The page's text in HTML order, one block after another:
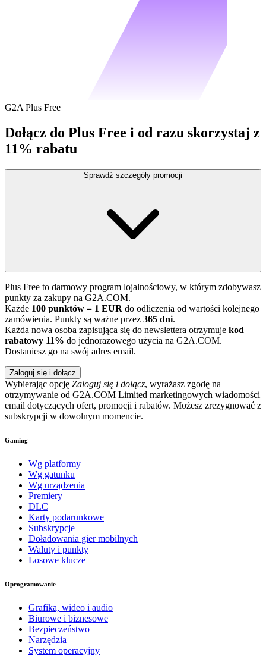
G2A Plus Free
Dołącz do Plus Free i od razu skorzystaj z
11% rabatu
Sprawdź szczegóły promocji
Plus Free to darmowy program lojalnościowy, w którym zdobywasz
punkty za zakupy na G2A.COM.
Każde 100 punktów = 1 EUR do odliczenia od wartości kolejnego
zamówienia. Punkty są ważne przez 365 dni.
Każda nowa osoba zapisująca się do newslettera otrzymuje kod
rabatowy 11% do jednorazowego użycia na G2A.COM.
Dostaniesz go na swój adres email.
Zaloguj się i dołącz
Wybierając opcję Zaloguj się i dołącz, wyrażasz zgodę na
otrzymywanie od G2A.COM Limited marketingowych wiadomości
email dotyczących ofert, promocji i rabatów. Możesz zrezygnować z
subskrypcji w dowolnym momencie.
Gaming
Wg platformy
Wg gatunku
Wg urządzenia
Premiery
DLC
Karty podarunkowe
Subskrypcje
Doładowania gier mobilnych
Waluty i punkty
Losowe klucze
Oprogramowanie
Grafika, wideo i audio
Biurowe i biznesowe
Bezpieczeństwo
Narzędzia
System operacyjny